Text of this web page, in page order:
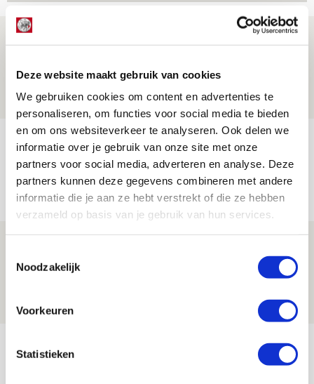
Deze website maakt gebruik van cookies
We gebruiken cookies om content en advertenties te
personaliseren, om functies voor social media te bieden
en om ons websiteverkeer te analyseren. Ook delen we
informatie over je gebruik van onze site met onze
partners voor social media, adverteren en analyse. Deze
partners kunnen deze gegevens combineren met andere
informatie die je aan ze hebt verstrekt of die ze hebben
verzameld op basis van je gebruik van hun services.
Noodzakelijk
Voorkeuren
Statistieken
Drie dingen die je moet weten over PEC
08 AUGUSTUS 2026 - 12:32
NIEUWS
Míchels elf: met welke formatie begin
jij aan nieuw eredivisieseizoen?
08 AUGUSTUS 2026 - 11:34
NIEUWS
maakt Abdalla ‘geen reet’ uit